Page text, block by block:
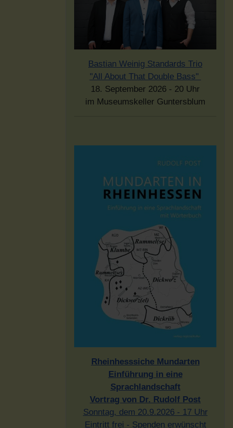
Bastian Weinig Standards Trio
"All About That Double Bass"
18. September 2026 - 20 Uhr
im Museumskeller Guntersblum
Rheinhesssiche Mundarten
Einführung in eine
Sprachlandschaft
Vortrag von Dr. Rudolf Post
Sonntag, dem 20.9.2026 - 17 Uhr
Eintritt frei - Spenden erwünscht